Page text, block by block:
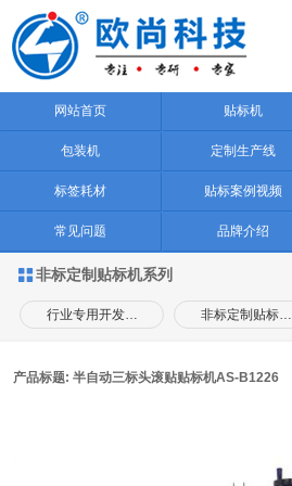
网站首页 贴标机
包装机 定制生产线
标签耗材 贴标案例视频
常见问题 品牌介绍
 非标定制贴标机系列
行业专用开发… 非标定制贴标…
产品标题: 半自动三标头滚贴贴标机AS-B1226